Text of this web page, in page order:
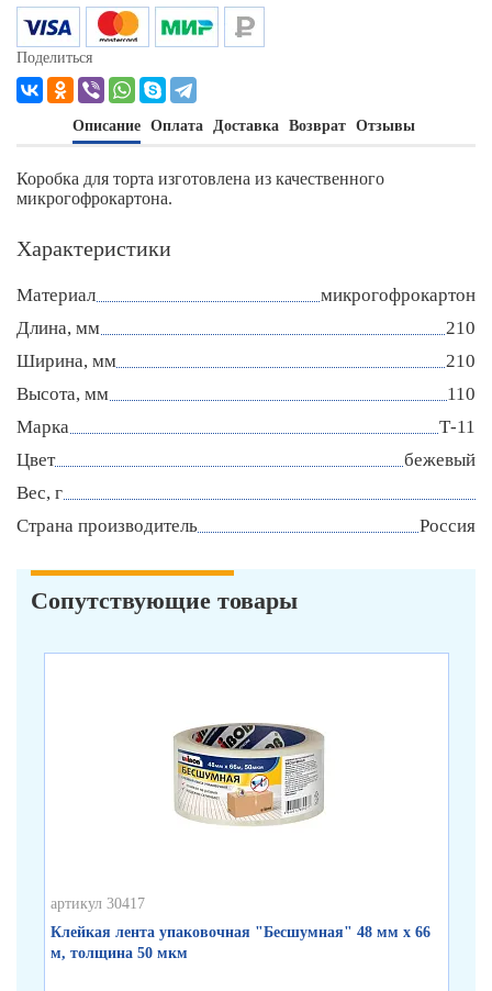
Поделиться
Описание Оплата Доставка Возврат Отзывы
Коробка для торта изготовлена из качественного
микрогофрокартона.
Характеристики
Материал
микрогофрокартон
Длина, мм
210
Ширина, мм
210
Высота, мм
110
Марка
Т-11
Цвет
бежевый
Вес, г
Страна производитель
Россия
Сопутствующие товары
артикул 30417
Клейкая лента упаковочная "Бесшумная" 48 мм х 66
м, толщина 50 мкм